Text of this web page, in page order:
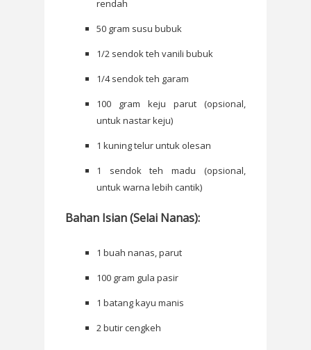
rendah
50 gram susu bubuk
1/2 sendok teh vanili bubuk
1/4 sendok teh garam
100 gram keju parut (opsional,
untuk nastar keju)
1 kuning telur untuk olesan
1 sendok teh madu (opsional,
untuk warna lebih cantik)
Bahan Isian (Selai Nanas):
1 buah nanas, parut
100 gram gula pasir
1 batang kayu manis
2 butir cengkeh